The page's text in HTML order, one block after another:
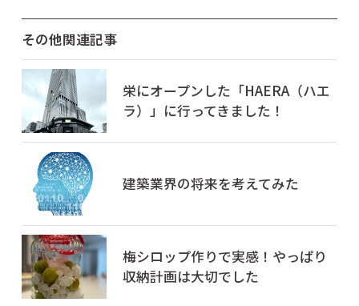
c
e
b
o
o
k
その他関連記事
栄にオープンした「HAERA（ハエ
ラ）」に行ってきました！
建築業界の将来を考えてみた
梅シロップ作りで実感！やっぱり
収納計画は大切でした